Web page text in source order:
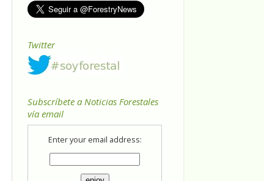
Twitter
Subscríbete a Noticias Forestales
vía email
Enter your email address: